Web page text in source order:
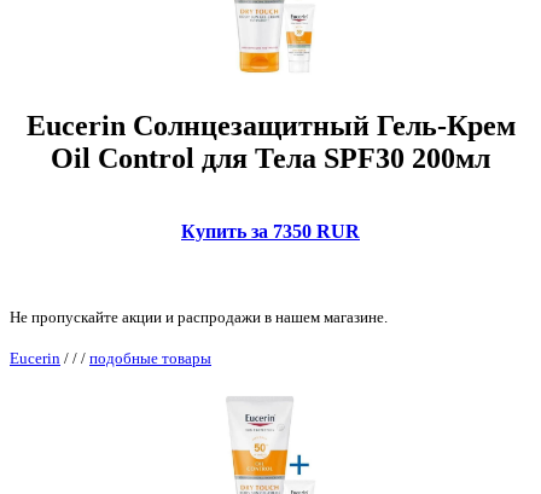
Eucerin Солнцезащитный Гель-Крем
Oil Control для Тела SPF30 200мл
Купить за 7350 RUR
Не пропускайте акции и распродажи в нашем магазине.
Eucerin / / / подобные товары